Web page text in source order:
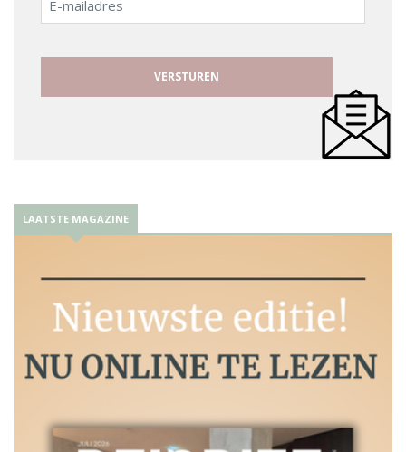
mailadres
LAATSTE MAGAZINE